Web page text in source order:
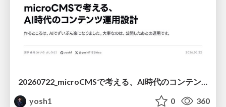
yosh1
0 360